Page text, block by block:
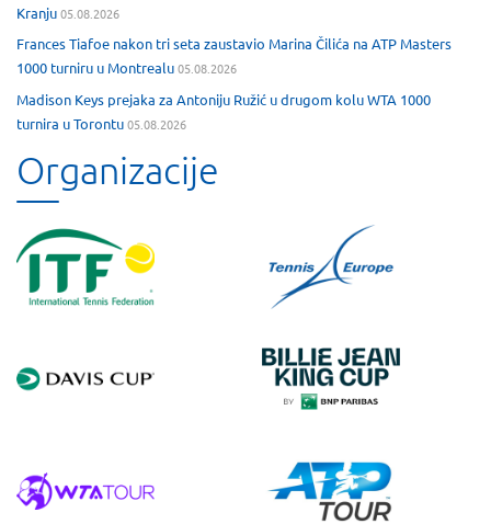
Kranju05.08.2026
Frances Tiafoe nakon tri seta zaustavio Marina Čilića na ATP Masters
1000 turniru u Montrealu05.08.2026
Madison Keys prejaka za Antoniju Ružić u drugom kolu WTA 1000
turnira u Torontu05.08.2026
Organizacije